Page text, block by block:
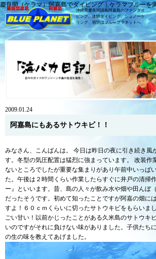
慶良間（ケラマ）阿嘉島でダイビング｜ケラマブルーを
沖縄県慶良間諸島阿嘉島のファンダイ
ビング、体験ダイビング、シュノーケ
リング、宿泊はブループラネットへ
2009.01.24
阿嘉島にもあるサトウキビ！！
みなさん、こんばんは。 今日は昨日の夜に引き続き風
す。冬型の気圧配置は猛烈に強まっています。 改装作
ないところでしたが重要な集まりがあり午前中いっぱ
た。午後は２時間くらい作業したらすぐに井戸の清掃
ー』といいます。昔、島の人々が飲み水や畑や田んぼ
だったそうです。初めて知ったことですが阿嘉の畑に
すよ！６０ｃｍくらいに切ったサトウキビをもらいま
ごい甘い！以前かじったことがある久米島のサトウキ
いのですがそれに負けない味がありました。子供たち
の生の味を教えてあげました。